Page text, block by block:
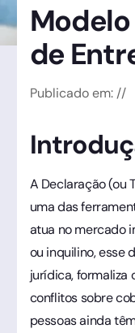
de
Publicado em: //
A Declaração (ou
uma das
atua no mercado
ou inquilino, esse
jurídica, formaliza
conflitos sobre
pessoas ainda